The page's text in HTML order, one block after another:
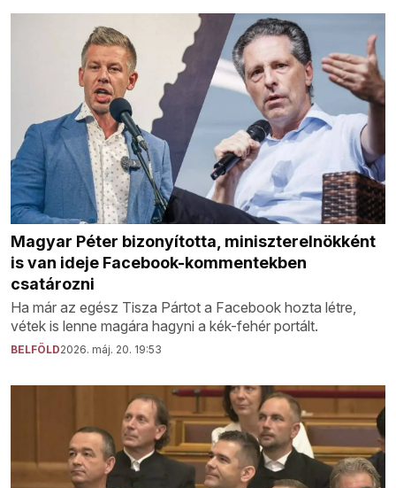
Magyar Péter bizonyította, miniszterelnökként
is van ideje Facebook-kommentekben
csatározni
Ha már az egész Tisza Pártot a Facebook hozta létre,
vétek is lenne magára hagyni a kék-fehér portált.
BELFÖLD2026. máj. 20. 19:53